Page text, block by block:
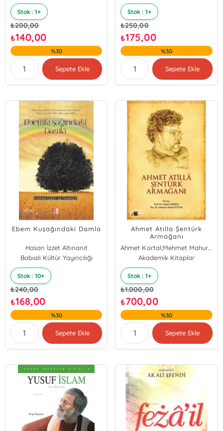
Stok : 1+
₺200,00
₺140,00
%30
Sepete Ekle
Stok : 1+
₺250,00
₺175,00
%30
Sepete Ekle
Ebem Kuşağındaki Damla
Hasan İzzet Altınanıt
Babıali Kültür Yayıncılığı
Stok : 10+
₺240,00
₺168,00
%30
Sepete Ekle
Ahmet Atilla Şentürk
Armağanı
Ahmet Kartal;Mehmet Mahur Tulum
Ahmet Kartal
Mehmet Mahur Tulum
Akademik Kitaplar
Stok : 1+
₺1.000,00
₺700,00
%30
Sepete Ekle